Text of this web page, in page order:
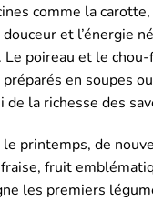
comme la
et l’énergie
poireau et le chou-
en soupes
la richesse des
le printemps, de
fruit
les premiers